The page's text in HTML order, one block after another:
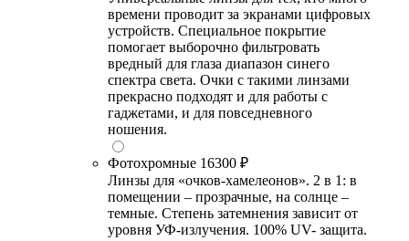
времени проводит за экранами цифровых
устройств. Специальное покрытие
помогает выборочно фильтровать
вредный для глаза диапазон синего
спектра света. Очки с такими линзами
прекрасно подходят и для работы с
гаджетами, и для повседневного
ношения.
Фотохромные 16300 ₽
Линзы для «очков-хамелеонов». 2 в 1: в
помещении – прозрачные, на солнце –
темные. Степень затемнения зависит от
уровня УФ-излучения. 100% UV- защита.